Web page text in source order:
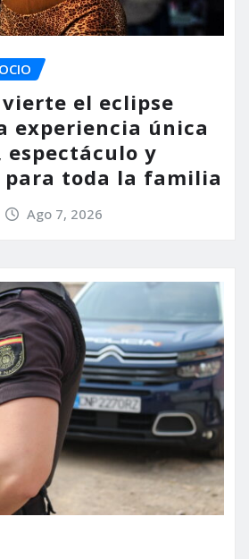
OCIO
el eclipse
experiencia única
espectáculo y
toda la familia
Ago 7, 2026